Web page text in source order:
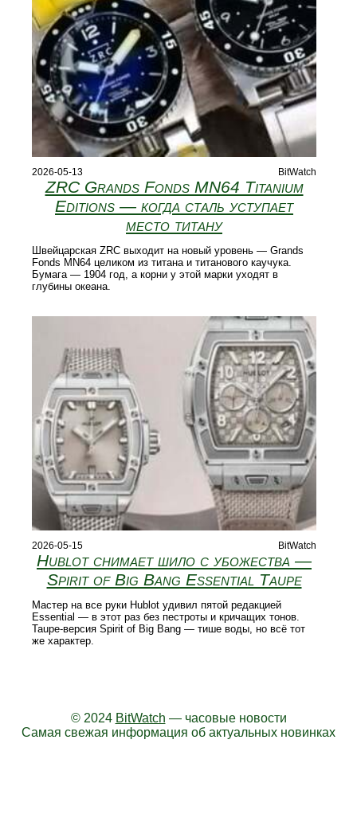
2026-05-13 BitWatch
ZRC Grands Fonds MN64 Titanium
Editions — когда сталь уступает
место титану
Швейцарская ZRC выходит на новый уровень — Grands
Fonds MN64 целиком из титана и титанового каучука.
Бумага — 1904 год, а корни у этой марки уходят в
глубины океана.
2026-05-15 BitWatch
Hublot снимает шило с убожества —
Spirit of Big Bang Essential Taupe
Мастер на все руки Hublot удивил пятой редакцией
Essential — в этот раз без пестроты и кричащих тонов.
Taupe-версия Spirit of Big Bang — тише воды, но всё тот
же характер.
© 2024 BitWatch — часовые новости
Самая свежая информация об актуальных новинках